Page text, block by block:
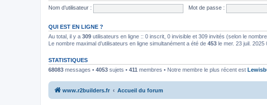
Nom d’utilisateur :
Mot de passe :
QUI EST EN LIGNE ?
Au total, il y a 309 utilisateurs en ligne :: 0 inscrit, 0 invisible et 309 invités (selon le
Le nombre maximal d’utilisateurs en ligne simultanément a été de 453 le mer. 23 juil. 2025
STATISTIQUES
68083 messages • 4053 sujets • 411 membres • Notre membre le plus récent est
www.r2builders.fr Accueil du forum